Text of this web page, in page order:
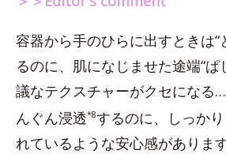
容器から手のひらに出すときは“
るのに、肌になじませた途端“ぱ
議なテクスチャーがクセになる
んぐん浸透*8するのに、しっか
れているような安心感があります